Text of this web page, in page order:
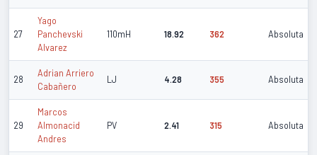
27
Yago
Panchevski
Alvarez
110mH 18.92 362 Absoluta
28
Adrian Arriero
Cabañero
LJ 4.28 355 Absoluta
29
Marcos
Almonacid
Andres
PV 2.41 315 Absoluta